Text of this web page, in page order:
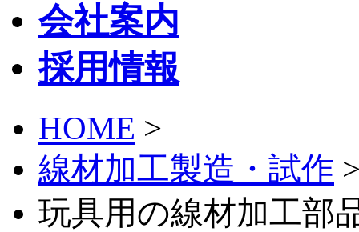
会社案内
採用情報
HOME >
線材加工製造・試作
玩具用の線材加工部